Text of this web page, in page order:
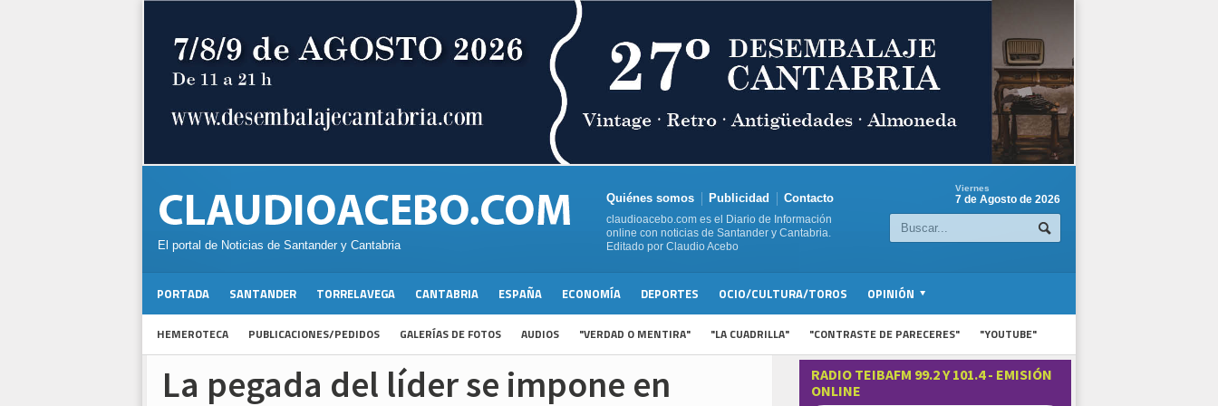
El portal de Noticias de Santander y Cantabria
Quiénes somos Publicidad Contacto
claudioacebo.com es el Diario de Información
online con noticias de Santander y Cantabria.
Editado por Claudio Acebo
Viernes
7 de Agosto de 2026
PORTADA SANTANDER TORRELAVEGA CANTABRIA ESPAÑA ECONOMÍA DEPORTES OCIO/CULTURA/TOROS OPINIÓN
HEMEROTECA PUBLICACIONES/PEDIDOS GALERÍAS DE FOTOS AUDIOS "VERDAD O MENTIRA" "LA CUADRILLA" "CONTRASTE DE PARECERES" "YOUTUBE"
La pegada del líder se impone en
RADIO TEIBAFM 99.2 Y 101.4 - EMISIÓN
ONLINE